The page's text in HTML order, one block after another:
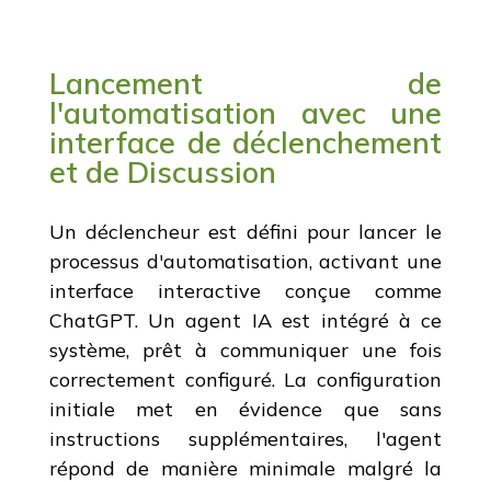
Lancement de
l'automatisation avec une
interface de déclenchement
et de Discussion
Un déclencheur est défini pour lancer le
processus d'automatisation, activant une
interface interactive conçue comme
ChatGPT. Un agent IA est intégré à ce
système, prêt à communiquer une fois
correctement configuré. La configuration
initiale met en évidence que sans
instructions supplémentaires, l'agent
répond de manière minimale malgré la